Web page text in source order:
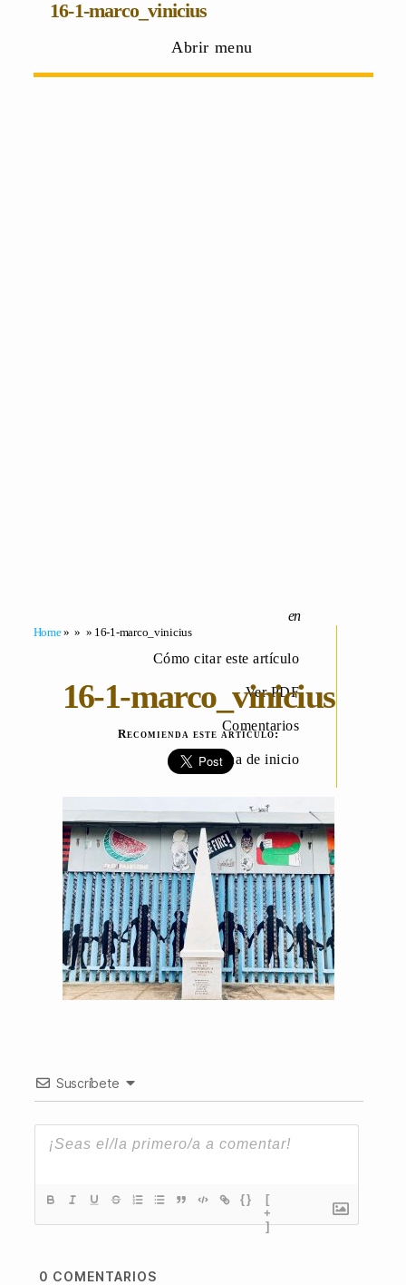
16-1-marco_vinicius
Abrir menu
Cómo citar este artículo
Ver PDF
Comentarios
Página de inicio
Home» » » 16-1-marco_vinicius
16-1-marco_vinicius
Recomienda este artículo:
Suscríbete
{}
[
+
]
0 COMENTARIOS